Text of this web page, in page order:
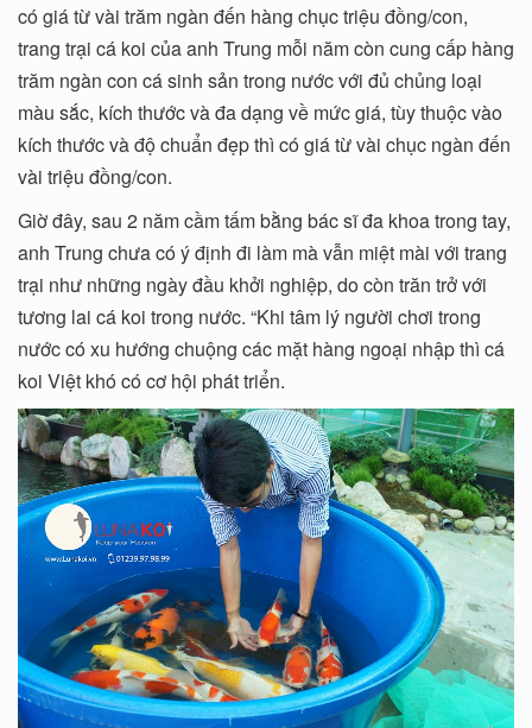
có giá từ vài trăm ngàn đến hàng chục triệu đồng/con,
trang trại cá koi của anh Trung mỗi năm còn cung cấp hàng
trăm ngàn con cá sinh sản trong nước với đủ chủng loại
màu sắc, kích thước và đa dạng về mức giá, tùy thuộc vào
kích thước và độ chuẩn đẹp thì có giá từ vài chục ngàn đến
vài triệu đồng/con.
Giờ đây, sau 2 năm cầm tấm bằng bác sĩ đa khoa trong tay,
anh Trung chưa có ý định đi làm mà vẫn miệt mài với trang
trại như những ngày đầu khởi nghiệp, do còn trăn trở với
tương lai cá koi trong nước. “Khi tâm lý người chơi trong
nước có xu hướng chuộng các mặt hàng ngoại nhập thì cá
koi Việt khó có cơ hội phát triển.